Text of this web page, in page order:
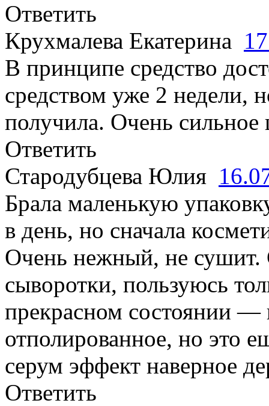
Ответить
Крухмалева Екатерина
В принципе средство
средством уже 2 недели,
получила. Очень
Ответить
Стародубцева Юлия
Брала маленькую
в день, но сначала
Очень нежный, не сушит.
сыворотки, пользуюсь
прекрасном состоянии
отполированное, но это
серум эффект наверное
Ответить